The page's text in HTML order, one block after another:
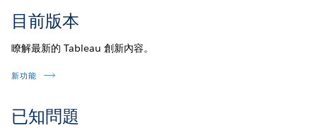
目前版本
瞭解最新的 Tableau 創新內容。
新功能
已知問題